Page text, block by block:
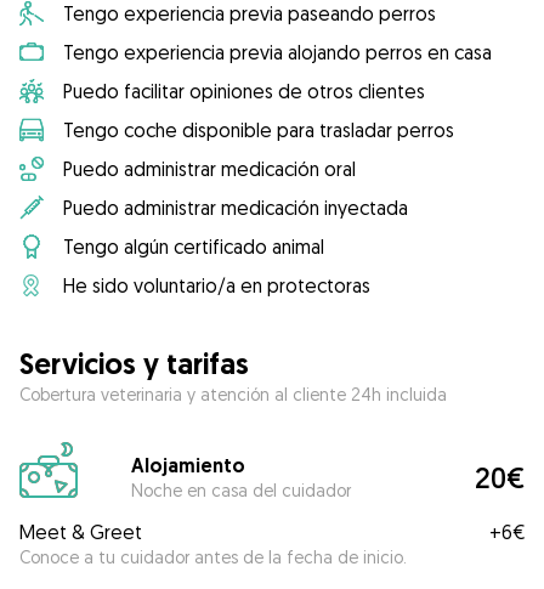
Tengo experiencia previa paseando perros
Tengo experiencia previa alojando perros en casa
Puedo facilitar opiniones de otros clientes
Tengo coche disponible para trasladar perros
Puedo administrar medicación oral
Puedo administrar medicación inyectada
Tengo algún certificado animal
He sido voluntario/a en protectoras
Servicios y tarifas
Cobertura veterinaria y atención al cliente 24h incluida
Alojamiento
Noche en casa del cuidador 20€
Meet & Greet
Conoce a tu cuidador antes de la fecha de inicio.
+6€